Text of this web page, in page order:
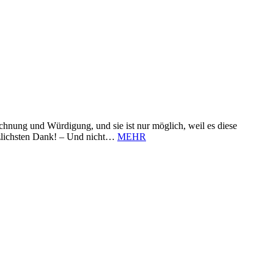
und Würdigung, und sie ist nur möglich, weil es diese
Dank! – Und nicht… MEHR